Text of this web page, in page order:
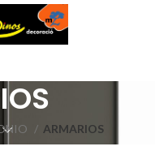
ARMARIOS